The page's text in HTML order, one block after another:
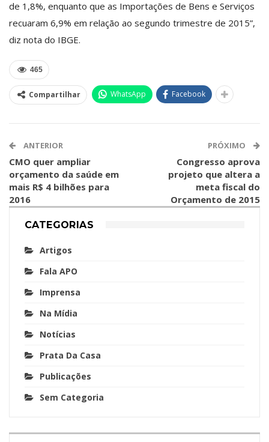
de 1,8%, enquanto que as Importações de Bens e Serviços
recuaram 6,9% em relação ao segundo trimestre de 2015”,
diz nota do IBGE.
465
Compartilhar WhatsApp Facebook
ANTERIOR
CMO quer ampliar
orçamento da saúde em
mais R$ 4 bilhões para
2016
PRÓXIMO
Congresso aprova
projeto que altera a
meta fiscal do
Orçamento de 2015
CATEGORIAS
Artigos
Fala APO
Imprensa
Na Mídia
Notícias
Prata Da Casa
Publicações
Sem Categoria